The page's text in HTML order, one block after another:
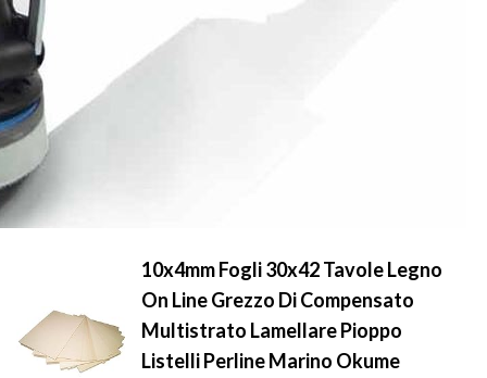
10x4mm Fogli 30x42 Tavole Legno
On Line Grezzo Di Compensato
Multistrato Lamellare Pioppo
Listelli Perline Marino Okume